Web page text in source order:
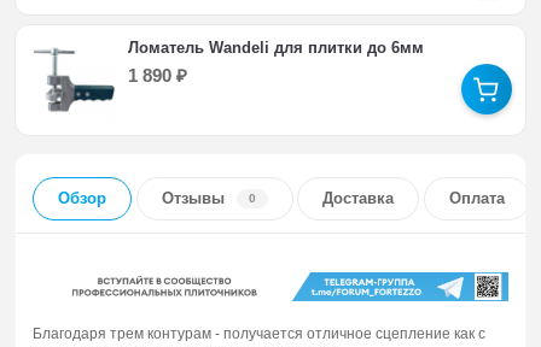
Ломатель Wandeli для плитки до 6мм
1 890 ₽
Обзор Отзывы 0 Доставка Оплата
Благодаря трем контурам - получается отличное сцепление как с